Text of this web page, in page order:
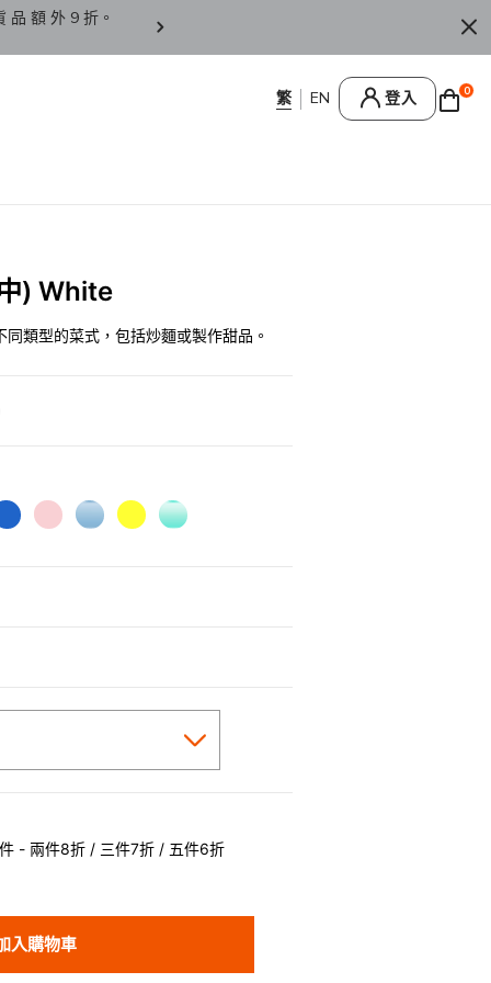
品 額 外 9 折。 香 港 / 澳 門 訂 單 滿
登入 0
) White
類型的菜式，包括炒麵或製作甜品。
- 兩件8折 / 三件7折 / 五件6折
入購物車